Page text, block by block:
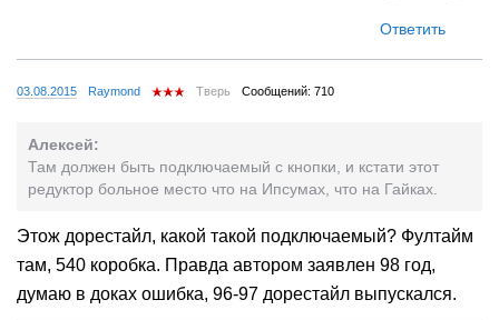
Ответить
03.08.2015 Raymond Тверь Сообщений: 710
Алексей:
Там должен быть подключаемый с кнопки, и кстати этот
редуктор больное место что на Ипсумах, что на Гайках.
Этож дорестайл, какой такой подключаемый? Фултайм
там, 540 коробка. Правда автором заявлен 98 год,
думаю в доках ошибка, 96-97 дорестайл выпускался.